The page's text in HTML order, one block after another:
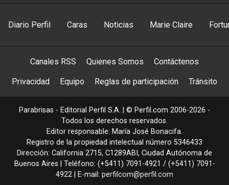
Diario Perfil Caras Noticias Marie Claire
Canales RSS Quienes Somos Contáctenos
Privacidad Equipo Reglas de participación Tránsito
Parabrisas - Editorial Perfil S.A. | © Perfil.com 2006-2026 -
Todos los derechos reservados.
Editor responsable: María José Bonacifa.
Registro de la propiedad intelectual número 5346433
Dirección: California 2715, C1289ABI , Ciudad Autónoma de
Buenos Aires | Teléfono: (+5411) 7091-4921 / (+5411) 7091-
4922 | E-mail: perfilcom@perfil.com